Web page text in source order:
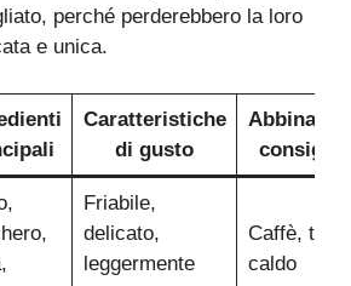
perché perderebbero la loro
e unica.
Caratteristiche
di gusto
Friabile,
delicato,
leggermente
Caffè, tè
caldo